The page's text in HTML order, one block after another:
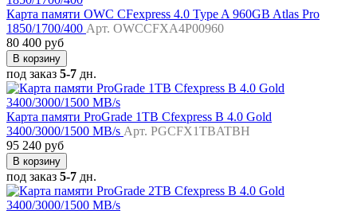
Карта памяти OWC CFexpress 4.0 Type A 960GB Atlas Pro
1850/1700/400 Арт. OWCCFXA4P00960
80 400 руб
В корзину
под заказ 5-7 дн.
Карта памяти ProGrade 1TB Cfexpress B 4.0 Gold
3400/3000/1500 MB/s Арт. PGCFX1TBATBH
95 240 руб
В корзину
под заказ 5-7 дн.